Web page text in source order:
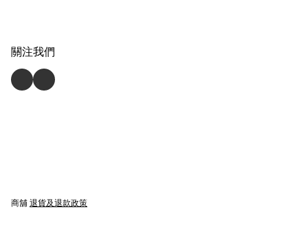
關注我們
商舖 退貨及退款政策